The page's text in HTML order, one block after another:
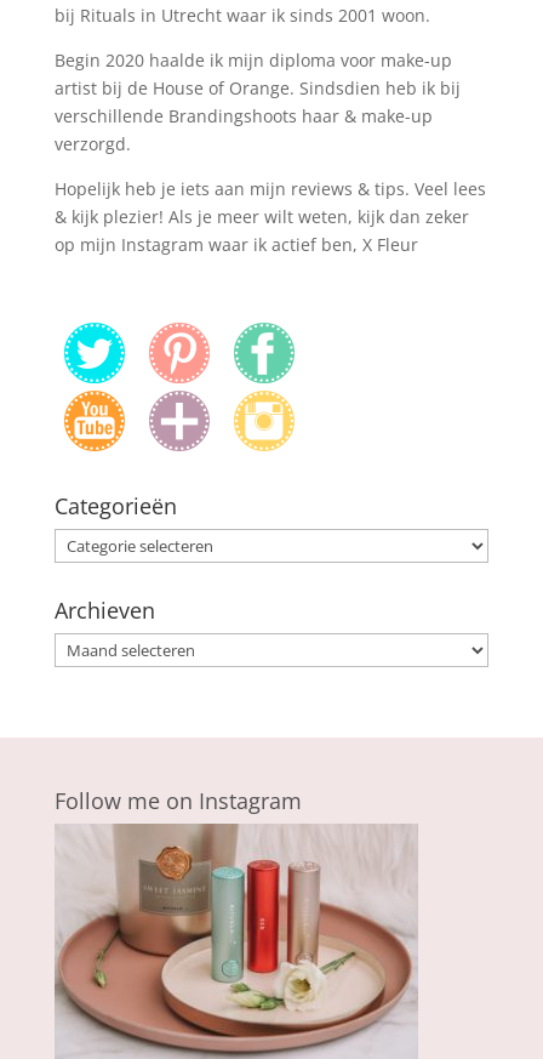
bij Rituals in Utrecht waar ik sinds 2001 woon.
Begin 2020 haalde ik mijn diploma voor make-up
artist bij de House of Orange. Sindsdien heb ik bij
verschillende Brandingshoots haar & make-up
verzorgd.
Hopelijk heb je iets aan mijn reviews & tips. Veel lees
& kijk plezier! Als je meer wilt weten, kijk dan zeker
op mijn Instagram waar ik actief ben, X Fleur
Categorieën
Categorieën
Archieven
Archieven
Follow me on Instagram